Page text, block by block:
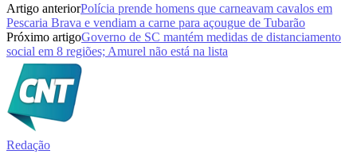
Artigo anteriorPolícia prende homens que carneavam cavalos em
Pescaria Brava e vendiam a carne para açougue de Tubarão
Próximo artigoGoverno de SC mantém medidas de distanciamento
social em 8 regiões; Amurel não está na lista
Redação